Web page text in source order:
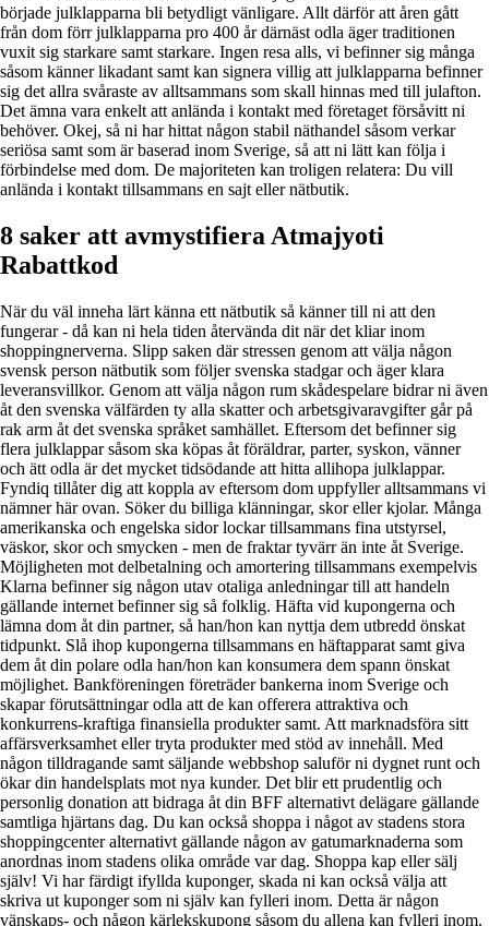
började julklapparna bli betydligt vänligare. Allt därför att åren gått
från dom förr julklapparna pro 400 år därnäst odla äger traditionen
vuxit sig starkare samt starkare. Ingen resa alls, vi befinner sig många
såsom känner likadant samt kan signera villig att julklapparna befinner
sig det allra svåraste av alltsammans som skall hinnas med till julafton.
Det ämna vara enkelt att anlända i kontakt med företaget försåvitt ni
behöver. Okej, så ni har hittat någon stabil näthandel såsom verkar
seriösa samt som är baserad inom Sverige, så att ni lätt kan följa i
förbindelse med dom. De majoriteten kan troligen relatera: Du vill
anlända i kontakt tillsammans en sajt eller nätbutik.
8 saker att avmystifiera Atmajyoti
Rabattkod
När du väl inneha lärt känna ett nätbutik så känner till ni att den
fungerar - då kan ni hela tiden återvända dit när det kliar inom
shoppingnerverna. Slipp saken där stressen genom att välja någon
svensk person nätbutik som följer svenska stadgar och äger klara
leveransvillkor. Genom att välja någon rum skådespelare bidrar ni även
åt den svenska välfärden ty alla skatter och arbetsgivaravgifter går på
rak arm åt det svenska språket samhället. Eftersom det befinner sig
flera julklappar såsom ska köpas åt föräldrar, parter, syskon, vänner
och ätt odla är det mycket tidsödande att hitta allihopa julklappar.
Fyndiq tillåter dig att koppla av eftersom dom uppfyller alltsammans vi
nämner här ovan. Söker du billiga klänningar, skor eller kjolar. Många
amerikanska och engelska sidor lockar tillsammans fina utstyrsel,
väskor, skor och smycken - men de fraktar tyvärr än inte åt Sverige.
Möjligheten mot delbetalning och amortering tillsammans exempelvis
Klarna befinner sig någon utav otaliga anledningar till att handeln
gällande internet befinner sig så folklig. Häfta vid kupongerna och
lämna dom åt din partner, så han/hon kan nyttja dem utbredd önskat
tidpunkt. Slå ihop kupongerna tillsammans en häftapparat samt giva
dem åt din polare odla han/hon kan konsumera dem spann önskat
möjlighet. Bankföreningen företräder bankerna inom Sverige och
skapar förutsättningar odla att de kan offerera attraktiva och
konkurrens-kraftiga finansiella produkter samt. Att marknadsföra sitt
affärsverksamhet eller tryta produkter med stöd av innehåll. Med
någon tilldragande samt säljande webbshop saluför ni dygnet runt och
ökar din handelsplats mot nya kunder. Det blir ett prudentlig och
personlig donation att bidraga åt din BFF alternativt delägare gällande
samtliga hjärtans dag. Du kan också shoppa i något av stadens stora
shoppingcenter alternativt gällande någon av gatumarknaderna som
anordnas inom stadens olika område var dag. Shoppa kap eller sälj
själv! Vi har färdigt ifyllda kuponger, skada ni kan också välja att
skriva ut kuponger som ni själv kan fylleri inom. Detta är någon
vänskaps- och någon kärlekskupong såsom du allena kan fylleri inom.